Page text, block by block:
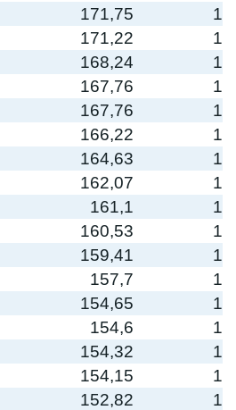
171,75
1
171,22
1
168,24
1
167,76
1
167,76
1
166,22
1
164,63
1
162,07
1
161,1
1
160,53
1
159,41
1
157,7
1
154,65
1
154,6
1
154,32
1
154,15
1
152,82
1